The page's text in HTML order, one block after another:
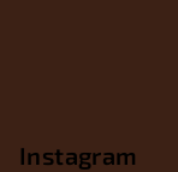
Instagram